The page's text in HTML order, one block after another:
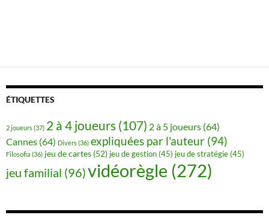
ÉTIQUETTES
2 joueurs(37) 2 à 4 joueurs (107) 2 à 5 joueurs (64)
Cannes (64) Divers(36) expliquées par l'auteur (94)
Filosofia (36) jeu de cartes (52) jeu de gestion (45) jeu de stratégie (45)
jeu familial (96)vidéorègle (272)